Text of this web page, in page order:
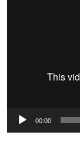
00:00